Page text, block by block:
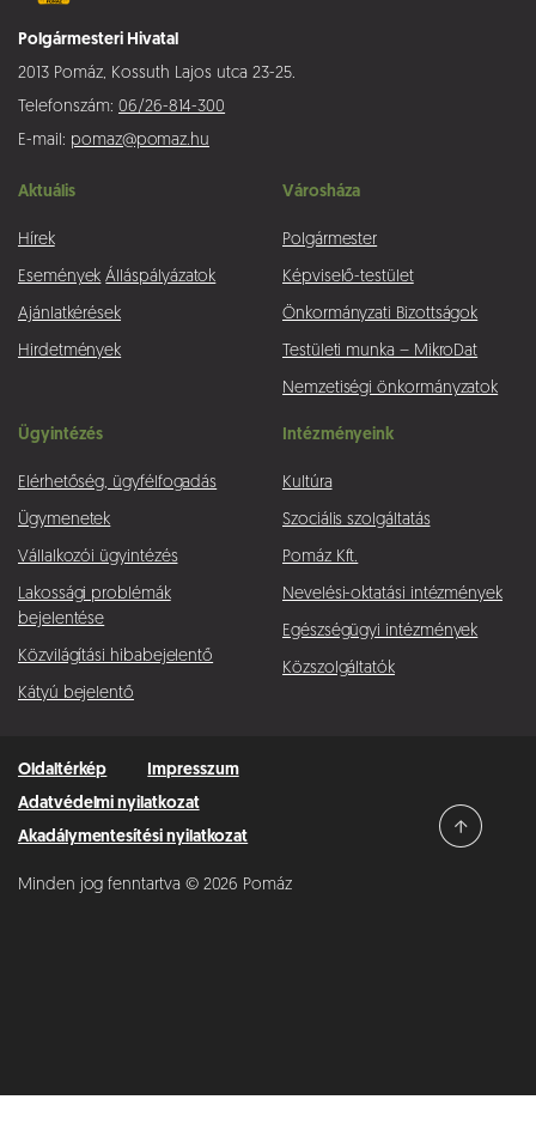
Polgármesteri Hivatal
2013 Pomáz, Kossuth Lajos utca 23-25.
Telefonszám: 06/26-814-300
E-mail: pomaz@pomaz.hu
Aktuális
Hírek
Események Álláspályázatok
Ajánlatkérések
Hirdetmények
Városháza
Polgármester
Képviselő-testület
Önkormányzati Bizottságok
Testületi munka – MikroDat
Nemzetiségi önkormányzatok
Ügyintézés
Elérhetőség, ügyfélfogadás
Ügymenetek
Vállalkozói ügyintézés
Lakossági problémák
bejelentése
Közvilágítási hibabejelentő
Kátyú bejelentő
Intézményeink
Kultúra
Szociális szolgáltatás
Pomáz Kft.
Nevelési-oktatási intézmények
Egészségügyi intézmények
Közszolgáltatók
Oldaltérkép
Impresszum
Adatvédelmi nyilatkozat
Akadálymentesítési nyilatkozat
Minden jog fenntartva © 2026 Pomáz